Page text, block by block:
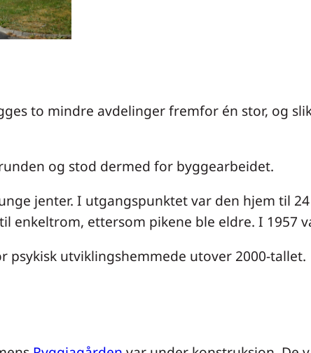
to mindre avdelinger fremfor én stor, og
og stod dermed for byggearbeidet.
jenter. I utgangspunktet var den hjem til
enkeltrom, ettersom pikene ble eldre. I 1957
utviklingshemmede utover 2000-tallet.